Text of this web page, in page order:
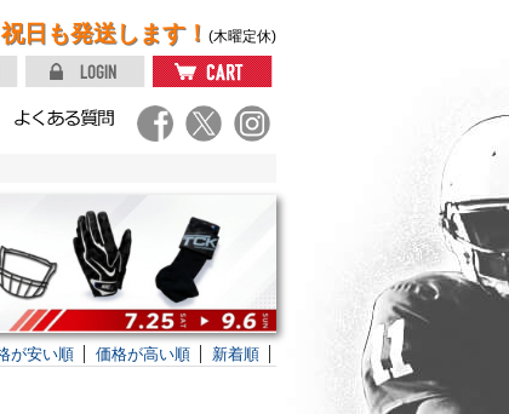
日も発送します！ (木曜定休)
が安い順 価格が高い順 新着順